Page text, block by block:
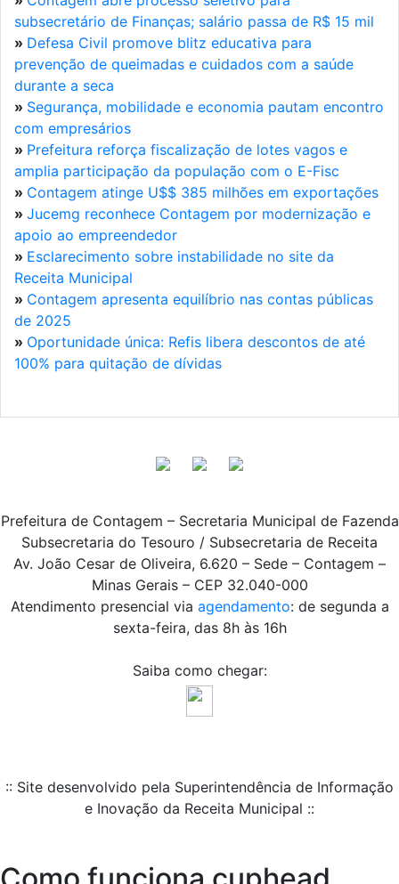
subsecretário de Finanças; salário passa de R$ 15 mil
» Defesa Civil promove blitz educativa para
prevenção de queimadas e cuidados com a saúde
durante a seca
» Segurança, mobilidade e economia pautam encontro
com empresários
» Prefeitura reforça fiscalização de lotes vagos e
amplia participação da população com o E-Fisc
» Contagem atinge U$$ 385 milhões em exportações
» Jucemg reconhece Contagem por modernização e
apoio ao empreendedor
» Esclarecimento sobre instabilidade no site da
Receita Municipal
» Contagem apresenta equilíbrio nas contas públicas
de 2025
» Oportunidade única: Refis libera descontos de até
100% para quitação de dívidas
Prefeitura de Contagem – Secretaria Municipal de Fazenda
Subsecretaria do Tesouro / Subsecretaria de Receita
Av. João Cesar de Oliveira, 6.620 – Sede – Contagem –
Minas Gerais – CEP 32.040-000
Atendimento presencial via agendamento: de segunda a
sexta-feira, das 8h às 16h
Saiba como chegar:
:: Site desenvolvido pela Superintendência de Informação
e Inovação da Receita Municipal ::